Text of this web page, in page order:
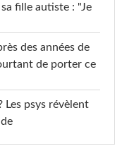
fille autiste : "Je
des années de
de porter ce
Les psys révèlent